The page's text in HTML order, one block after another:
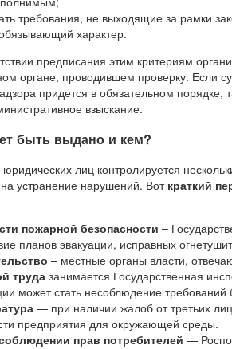
требования, не выходящие за рамки
характер.
предписания этим критериям
органе, проводившем проверку. Если
придется в обязательном порядке,
взыскание.
быть выдано и кем?
юридических лиц контролируется
устранение нарушений. Вот краткий
пожарной безопасности –
планов эвакуации, исправных
– местные органы власти,
труда занимается Государственная
может стать несоблюдение требований
— при наличии жалоб от третьих
предприятия для окружающей среды.
прав потребителей —